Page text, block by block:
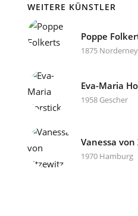
WEITERE KÜNSTLER
Poppe
1875
Eva-Maria
1958 Gescher
Vanessa
1970 Hamburg